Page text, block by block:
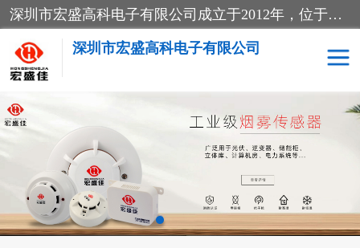
深圳市宏盛高科电子有限公司成立于2012年，位于深圳市龙华区福城街道。公司专注于安防设备、消防设备、电子设备及报警器的研发与销售，同时涉及气体检测仪器仪表及周边电子材料。业务涵盖国内贸易、进出口、安全消防金属制品制造、特种劳动防护用品生产及多种专用仪器设备制造，致力于提供全面的安全与环境监测解决方案。
深圳市宏盛高科电子有限公司
家用可燃气体报警器 感烟火灾探测器
防爆火灾报警设备 消防应急广播系统
工业气体检测仪 感温火灾探测器